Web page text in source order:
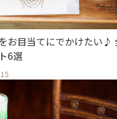
お目当てにでかけたい♪
6選